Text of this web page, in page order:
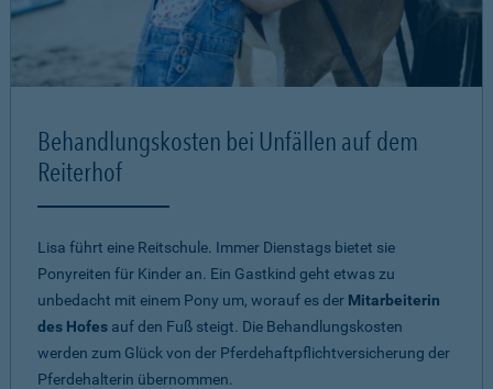
Behandlungskosten bei Unfällen auf dem
Reiterhof
Lisa führt eine Reitschule. Immer Dienstags bietet sie
Ponyreiten für Kinder an. Ein Gastkind geht etwas zu
unbedacht mit einem Pony um, worauf es der Mitarbeiterin
des Hofes auf den Fuß steigt. Die Behandlungskosten
werden zum Glück von der Pferdehaftpflichtversicherung der
Pferdehalterin übernommen.